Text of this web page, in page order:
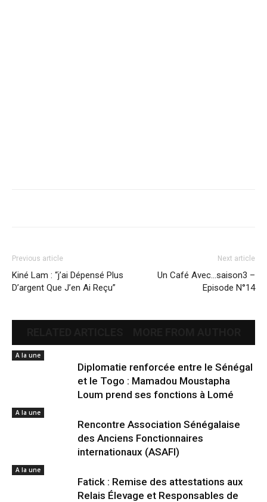
Previous article
Kiné Lam : “j’ai Dépensé Plus
D’argent Que J’en Ai Reçu”
Next article
Un Café Avec…saison3 –
Episode N°14
A la une
Diplomatie renforcée entre le Sénégal
et le Togo : Mamadou Moustapha
Loum prend ses fonctions à Lomé
A la une
Rencontre Association Sénégalaise
des Anciens Fonctionnaires
internationaux (ASAFI)
A la une
Fatick : Remise des attestations aux
Relais Élevage et Responsables de